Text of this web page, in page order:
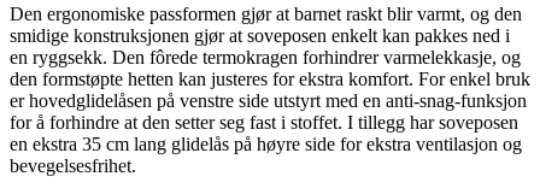
Den ergonomiske passformen gjør at barnet raskt blir varmt, og den
smidige konstruksjonen gjør at soveposen enkelt kan pakkes ned i
en ryggsekk. Den fôrede termokragen forhindrer varmelekkasje, og
den formstøpte hetten kan justeres for ekstra komfort. For enkel bruk
er hovedglidelåsen på venstre side utstyrt med en anti-snag-funksjon
for å forhindre at den setter seg fast i stoffet. I tillegg har soveposen
en ekstra 35 cm lang glidelås på høyre side for ekstra ventilasjon og
bevegelsesfrihet.